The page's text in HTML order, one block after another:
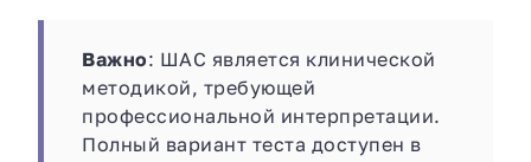
Важно: ШАС является клинической
методикой, требующей
профессиональной интерпретации.
Полный вариант теста доступен в